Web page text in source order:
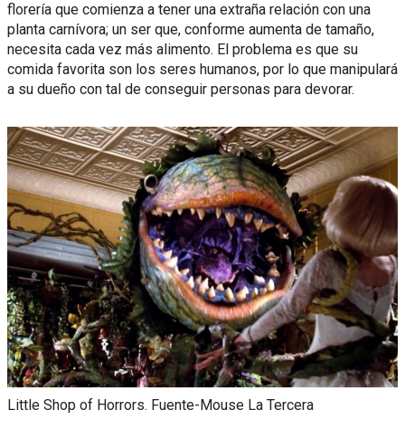
florería que comienza a tener una extraña relación con una
planta carnívora; un ser que, conforme aumenta de tamaño,
necesita cada vez más alimento. El problema es que su
comida favorita son los seres humanos, por lo que manipulará
a su dueño con tal de conseguir personas para devorar.
Little Shop of Horrors. Fuente-Mouse La Tercera